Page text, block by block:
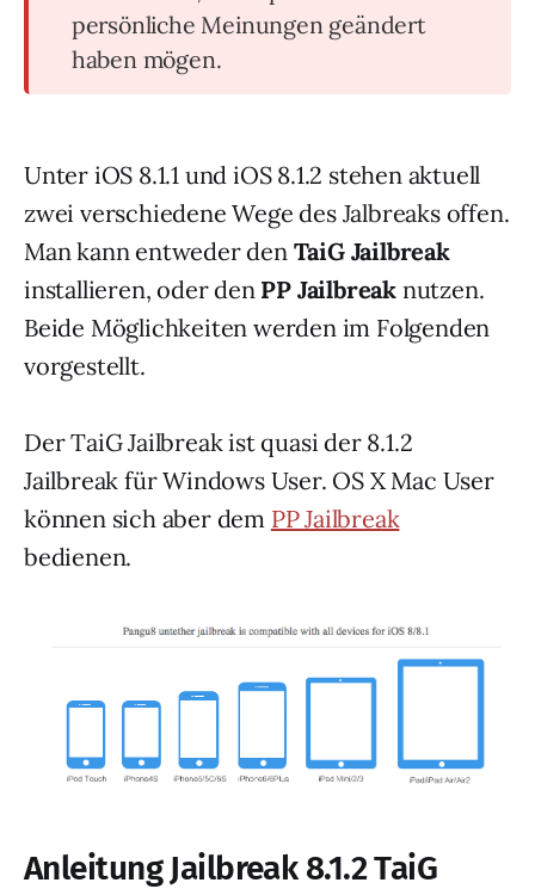
persönliche Meinungen geändert
haben mögen.
Unter iOS 8.1.1 und iOS 8.1.2 stehen aktuell
zwei verschiedene Wege des Jalbreaks offen.
Man kann entweder den TaiG Jailbreak
installieren, oder den PP Jailbreak nutzen.
Beide Möglichkeiten werden im Folgenden
vorgestellt.
Der TaiG Jailbreak ist quasi der 8.1.2
Jailbreak für Windows User. OS X Mac User
können sich aber dem PP Jailbreak
bedienen.
Anleitung Jailbreak 8.1.2 TaiG